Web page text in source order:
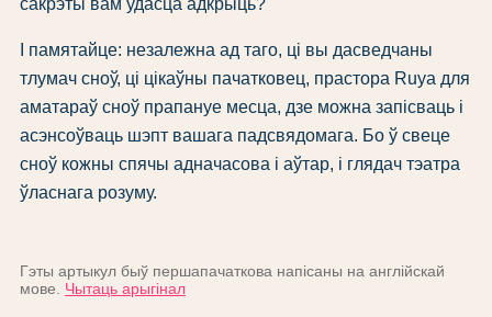
І памятайце: незалежна ад таго, ці вы дасведчаны
тлумач сноў, ці цікаўны пачатковец, прастора Ruya для
аматараў сноў прапануе месца, дзе можна запісваць і
асэнсоўваць шэпт вашага падсвядомага. Бо ў свеце
сноў кожны спячы адначасова і аўтар, і глядач тэатра
ўласнага розуму.
Гэты артыкул быў першапачаткова напісаны на англійскай
мове.
Чытаць арыгінал